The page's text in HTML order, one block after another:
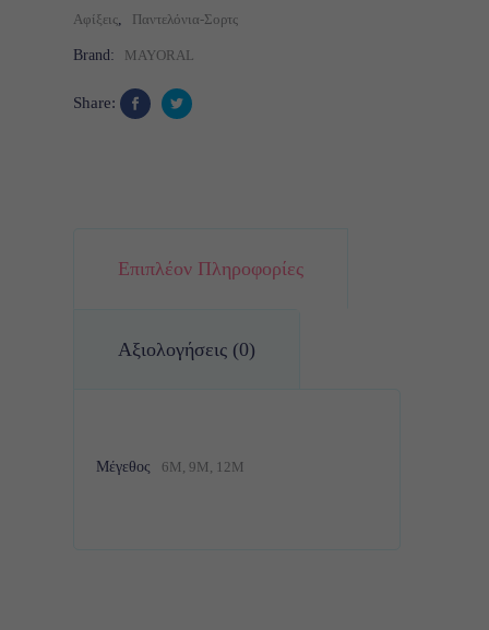
Αφίξεις, Παντελόνια-Σορτς
Brand: MAYORAL
Share:
Επιπλέον Πληροφορίες
Αξιολογήσεις (0)
Μέγεθος 6M, 9M, 12M